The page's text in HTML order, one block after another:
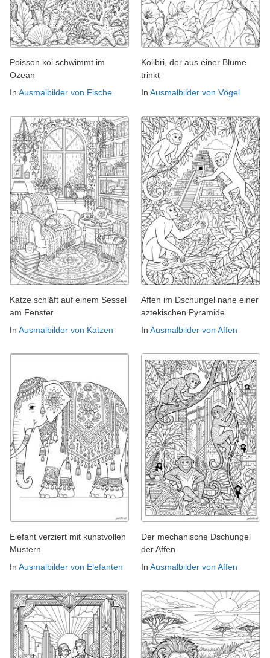
Poisson koi schwimmt im
Ozean
In Ausmalbilder von Fische
Kolibri, der aus einer Blume
trinkt
In Ausmalbilder von Vögel
Katze schläft auf einem Sessel
am Fenster
In Ausmalbilder von Katzen
Affen im Dschungel nahe einer
aztekischen Pyramide
In Ausmalbilder von Affen
Elefant verziert mit kunstvollen
Mustern
In Ausmalbilder von Elefanten
Der mechanische Dschungel
der Affen
In Ausmalbilder von Affen